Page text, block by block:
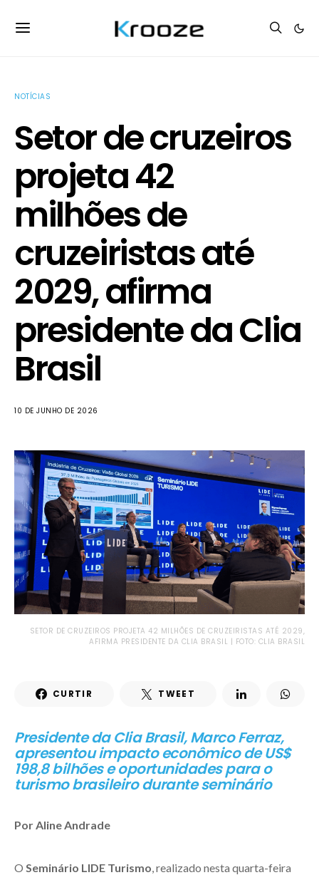
NOTÍCIAS
Setor de cruzeiros
projeta 42
milhões de
cruzeiristas até
2029, afirma
presidente da Clia
Brasil
10 DE JUNHO DE 2026
SETOR DE CRUZEIROS PROJETA 42 MILHÕES DE CRUZEIRISTAS ATÉ 2029,
AFIRMA PRESIDENTE DA CLIA BRASIL | FOTO: CLIA BRASIL
CURTIR TWEET
Presidente da Clia Brasil, Marco Ferraz,
apresentou impacto econômico de US$
198,8 bilhões e oportunidades para o
turismo brasileiro durante seminário
Por Aline Andrade
O Seminário LIDE Turismo , realizado nesta quarta-feira